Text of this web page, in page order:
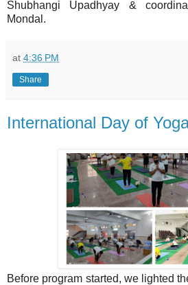
Shubhangi Upadhyay &
Mondal.
at 4:36 PM
Share
International Day of
Before program started, we lighted